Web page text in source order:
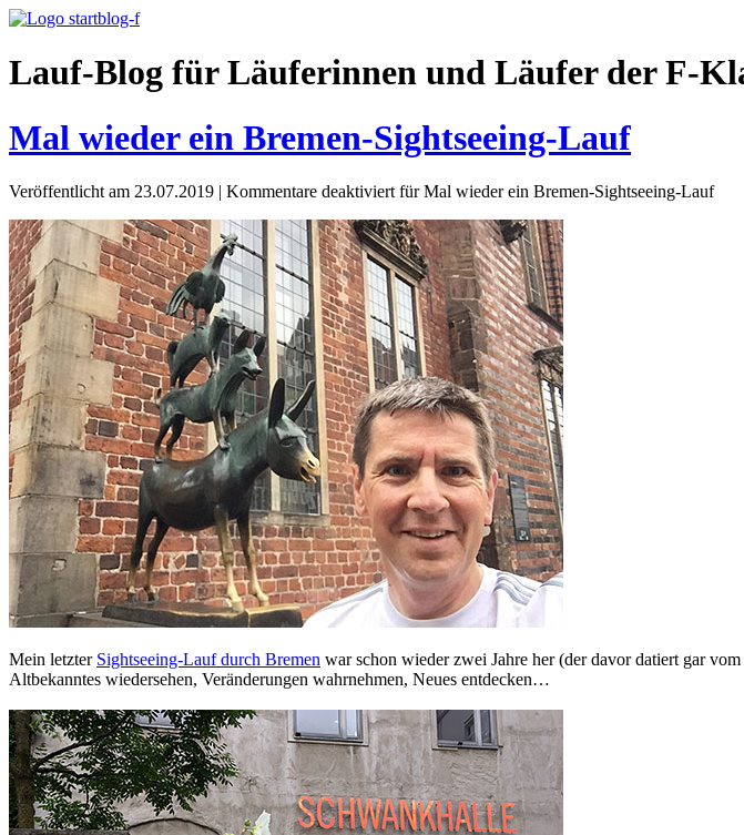
Lauf-Blog für Läuferinnen und Läufer der F-
Mal wieder ein Bremen-Sightseeing-Lauf
Veröffentlicht am 23.07.2019 | Kommentare deaktiviert für Mal wieder ein Bremen-Sightseeing-Lauf
Mein letzter Sightseeing-Lauf durch Bremen war schon wieder zwei Jahre her (der davor datiert gar vom
Altbekanntes wiedersehen, Veränderungen wahrnehmen, Neues entdecken…